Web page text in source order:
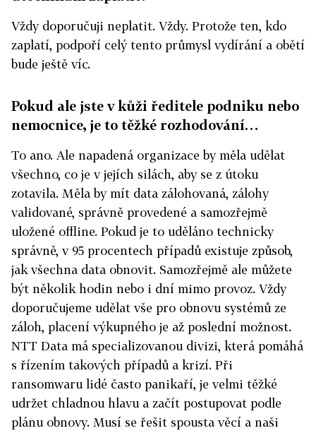
Vždy doporučuji neplatit. Vždy. Protože ten, kdo
zaplatí, podpoří celý tento průmysl vydírání a obětí
bude ještě víc.
Pokud ale jste v kůži ředitele podniku nebo
nemocnice, je to těžké rozhodování…
To ano. Ale napadená organizace by měla udělat
všechno, co je v jejích silách, aby se z útoku
zotavila. Měla by mít data zálohovaná, zálohy
validované, správně provedené a samozřejmě
uložené offline. Pokud je to uděláno technicky
správně, v 95 procentech případů existuje způsob,
jak všechna data obnovit. Samozřejmě ale můžete
být několik hodin nebo i dní mimo provoz. Vždy
doporučujeme udělat vše pro obnovu systémů ze
záloh, placení výkupného je až poslední možnost.
NTT Data má specializovanou divizi, která pomáhá
s řízením takových případů a krizí. Při
ransomwaru lidé často panikaří, je velmi těžké
udržet chladnou hlavu a začít postupovat podle
plánu obnovy. Musí se řešit spousta věcí a naši